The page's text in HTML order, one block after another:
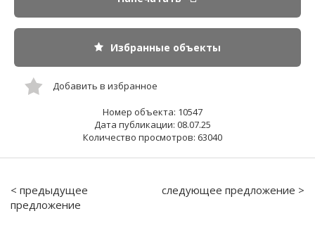
Избранные объекты
Добавить в избранное
Номер объекта: 10547
Дата публикации: 08.07.25
Количество просмотров: 63040
< предыдущее
предложение
следующее предложение >